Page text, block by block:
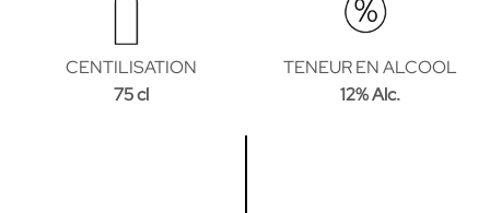
CENTILISATION
75 cl
TENEUR EN ALCOOL
12% Alc.